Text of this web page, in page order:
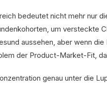
bedeutet nicht mehr nur
um versteckte
aussehen, aber wenn
der Product-Market-Fit,
genau unter die